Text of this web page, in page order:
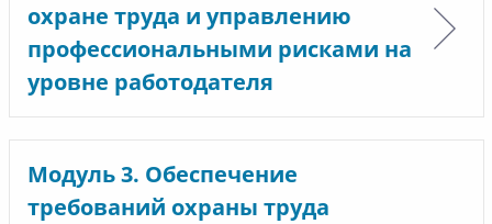
охране труда и управлению
профессиональными рисками на
уровне работодателя
Модуль 3. Обеспечение
требований охраны труда